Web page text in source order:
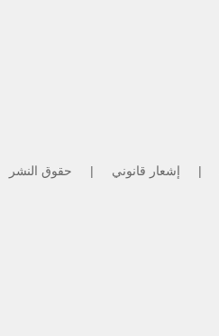
| إشعار قانوني | حقوق النشر